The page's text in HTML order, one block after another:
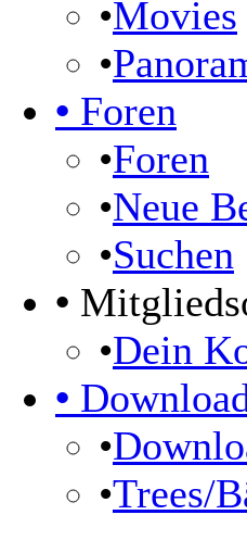
•Movies
•
• Foren
•Foren
•Neue
•Suchen
•
•Dein
•
•
•Trees/